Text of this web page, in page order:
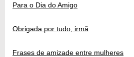
Para o Dia do Amigo
Obrigada por tudo, irmã
Frases de amizade entre mulheres